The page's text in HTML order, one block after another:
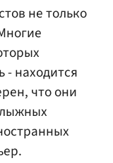
не только
- находится
что они